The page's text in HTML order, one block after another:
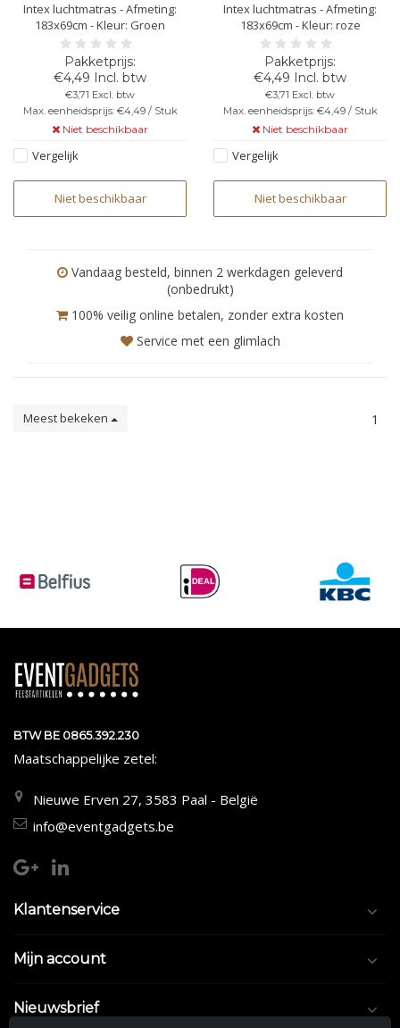
Intex luchtmatras - Afmeting:
183x69cm - Kleur: Groen
€4,49 Incl. btw
€3,71 Excl. btw
Max. eenheidsprijs: €4,49 / Stuk
Niet beschikbaar
Vergelijk
Niet beschikbaar
Intex luchtmatras - Afmeting:
183x69cm - Kleur: roze
€4,49 Incl. btw
€3,71 Excl. btw
Max. eenheidsprijs: €4,49 / Stuk
Niet beschikbaar
Vergelijk
Niet beschikbaar
Vandaag besteld, binnen 2 werkdagen geleverd
(onbedrukt)
100% veilig online betalen, zonder extra kosten
Service met een glimlach
Meest bekeken 1
BTW BE 0865.392.230
Maatschappelijke zetel:
Nieuwe Erven 27, 3583 Paal - België
info@eventgadgets.be
Klantenservice
Mijn account
Nieuwsbrief